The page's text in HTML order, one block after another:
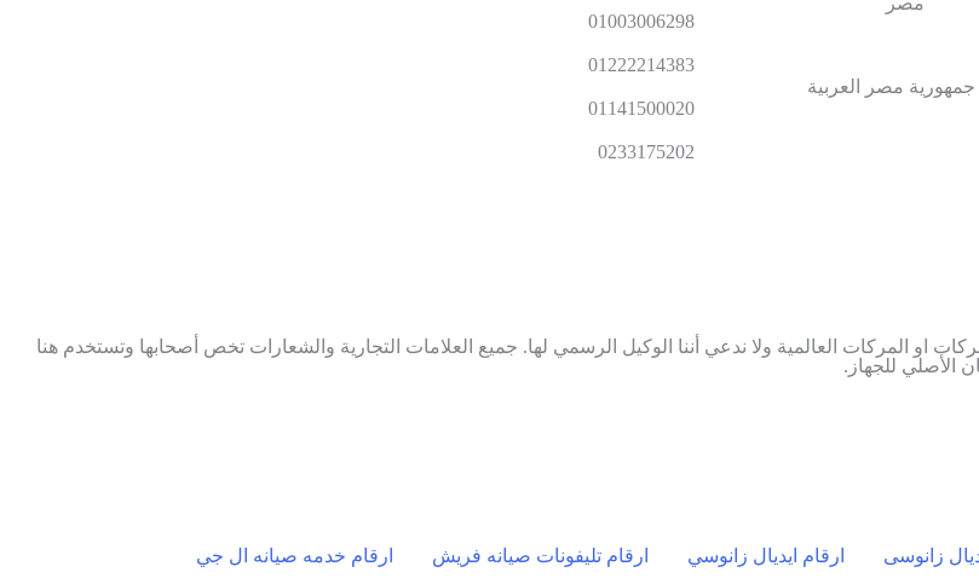
مصر العربية
01003006298
01222214383
01141500020
0233175202
المركات العالمية ولا ندعي أننا الوكيل الرسمي لها. جميع العلامات التجارية والشعارات تخص أصحابها وتستخدم هنا
الأصلي للجهاز.
زانوسى ارقام ايديال زانوسي ارقام تليفونات صيانه فريش
ارقام خدمه صيانه ال جي